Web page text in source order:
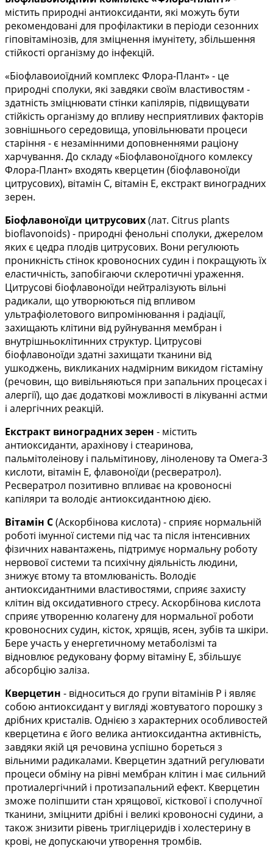
містить природні антиоксиданти, які можуть бути
рекомендовані для профілактики в періоди сезонних
гіповітамінозів, для зміцнення імунітету, збільшення
стійкості організму до інфекцій.
«Біофлавоиоїдний комплекс Флора-Плант» - це
природні сполуки, які завдяки своїм властивостям -
здатність зміцнювати стінки капілярів, підвищувати
стійкість організму до впливу несприятливих факторів
зовнішнього середовища, уповільнювати процеси
старіння - є незамінними доповненнями раціону
харчування. До складу «Біофлавоноїдного комлексу
Флора-Плант» входять кверцетин (біофлавоноїди
цитрусових), вітамін С, вітамін Е, екстракт виноградних
зерен.
Біофлавоноїди цитрусових(лат. Citrus plants
bioflavonoids) - природні фенольні сполуки, джерелом
яких є цедра плодів цитрусових. Вони регулюють
проникність стінок кровоносних судин і покращують їх
еластичність, запобігаючи склеротичні ураження.
Цитрусові біофлавоноїди нейтралізують вільні
радикали, що утворюються під впливом
ультрафіолетового випромінювання і радіації,
захищають клітини від руйнування мембран і
внутрішньоклітинних структур. Цитрусові
біофлавоноїди здатні захищати тканини від
ушкоджень, викликаних надмірним викидом гістаміну
(речовин, що вивільняються при запальних процесах і
алергії), що дає додаткові можливості в лікуванні астми
і алергічних реакцій.
Екстракт виноградних зерен - містить
антиоксиданти, арахінову і стеаринова,
пальмітолеінову і пальмітинову, ліноленову та Омега-3
кислоти, вітамін Е, флавоноїди (ресвератрол).
Ресвератрол позитивно впливає на кровоносні
капіляри та володіє антиоксидантною дією.
Вітамін С(Аскорбінова кислота) - сприяє нормальній
роботі імунної системи під час та після інтенсивних
фізичних навантажень, підтримує нормальну роботу
нервової системи та психічну діяльність людини,
знижує втому та втомлюваність. Володіє
антиоксидантними властивостями, сприяє захисту
клітин від оксидативного стресу. Аскорбінова кислота
сприяє утворенню колагену для нормальної роботи
кровоносних судин, кісток, хрящів, ясен, зубів та шкіри.
Бере участь у енергетичному метаболізмі та
відновлює редуковану форму вітаміну Е, збільшує
абсорбцію заліза.
Кверцетин - відноситься до групи вітамінів Р і являє
собою антиоксидант у вигляді жовтуватого порошку з
дрібних кристалів. Однією з характерних особливостей
кверцетина є його велика антиоксидантна активність,
завдяки якій ця речовина успішно бореться з
вільними радикалами. Кверцетин здатний регулювати
процеси обміну на рівні мембран клітин і має сильний
протиалергічний і протизапальний ефект. Кверцетин
зможе поліпшити стан хрящової, кісткової і сполучної
тканини, зміцнити дрібні і великі кровоносні судини, а
також знизити рівень тригліцеридів і холестерину в
крові, не допускаючи утворення тромбів.